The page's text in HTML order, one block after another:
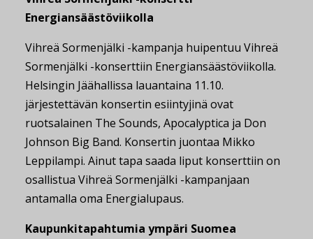
Energiansäästöviikolla
Vihreä Sormenjälki -kampanja huipentuu Vihreä
Sormenjälki -konserttiin Energiansäästöviikolla.
Helsingin Jäähallissa lauantaina 11.10.
järjestettävän konsertin esiintyjinä ovat
ruotsalainen The Sounds, Apocalyptica ja Don
Johnson Big Band. Konsertin juontaa Mikko
Leppilampi. Ainut tapa saada liput konserttiin on
osallistua Vihreä Sormenjälki -kampanjaan
antamalla oma Energialupaus.
Kaupunkitapahtumia ympäri Suomea